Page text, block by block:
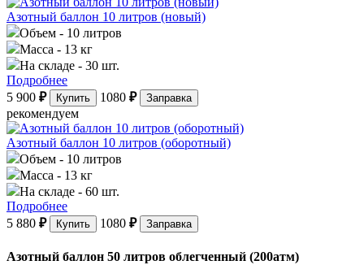
Азотный баллон 10 литров (новый)
Объем - 10 литров
Масса - 13 кг
На складе - 30 шт.
Подробнее
5 900 ₽ Купить 1080 ₽ Заправка
рекомендуем
Азотный баллон 10 литров (оборотный)
Объем - 10 литров
Масса - 13 кг
На складе - 60 шт.
Подробнее
5 880 ₽ Купить 1080 ₽ Заправка
Азотный баллон 50 литров облегченный (200атм)